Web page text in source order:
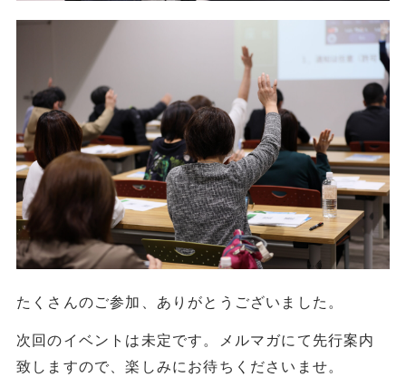
たくさんのご参加、ありがとうございました。
次回のイベントは未定です。メルマガにて先行案内
致しますので、楽しみにお待ちくださいませ。